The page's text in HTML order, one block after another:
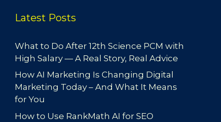
Latest Posts
What to Do After 12th Science PCM with
High Salary — A Real Story, Real Advice
How AI Marketing Is Changing Digital
Marketing Today – And What It Means
for You
How to Use RankMath AI for SEO